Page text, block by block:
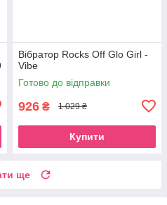
Вібратор Rocks Off Glo Girl -
Vibe
Готово до відправки
926 ₴ 1 029 ₴
Купити
ще